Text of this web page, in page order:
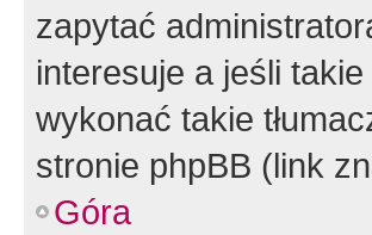
zapytać
interesuje a jeśli
wykonać takie
stronie phpBB (link
Góra